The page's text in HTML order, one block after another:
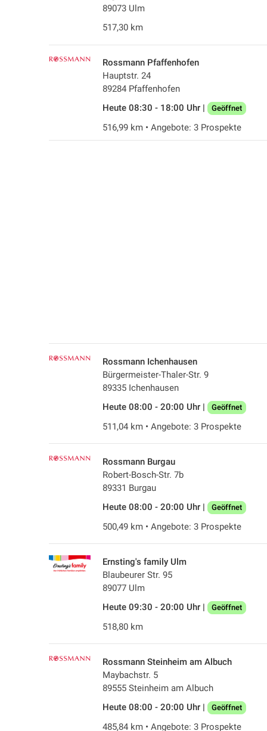
89073 Ulm
517,30 km
Rossmann Pfaffenhofen
Hauptstr. 24
89284 Pfaffenhofen
Heute 08:30 - 18:00 Uhr |
Geöffnet
516,99 km • Angebote: 3 Prospekte
Rossmann Ichenhausen
Bürgermeister-Thaler-Str. 9
89335 Ichenhausen
Heute 08:00 - 20:00 Uhr |
Geöffnet
511,04 km • Angebote: 3 Prospekte
Rossmann Burgau
Robert-Bosch-Str. 7b
89331 Burgau
Heute 08:00 - 20:00 Uhr |
Geöffnet
500,49 km • Angebote: 3 Prospekte
Ernsting's family Ulm
Blaubeurer Str. 95
89077 Ulm
Heute 09:30 - 20:00 Uhr |
Geöffnet
518,80 km
Rossmann Steinheim am Albuch
Maybachstr. 5
89555 Steinheim am Albuch
Heute 08:00 - 20:00 Uhr |
Geöffnet
485,84 km • Angebote: 3 Prospekte